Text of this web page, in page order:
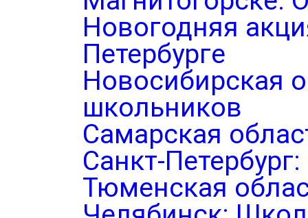
Новогодняя
Петербурге
Новосибирская
школьников
Самарская
Санкт-
Тюменская